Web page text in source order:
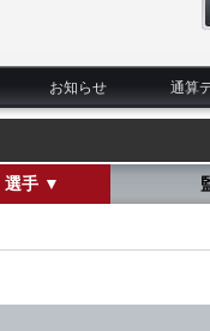
お知らせ 通算
選手 ▼